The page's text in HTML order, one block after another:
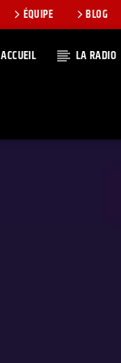
ÉQUIPE BLOG
ACCUEIL LA RADIO